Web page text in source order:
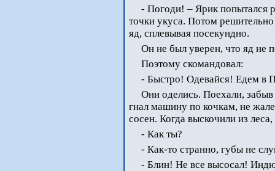
- Погоди! – Ярик попытался
точки укуса. Потом
яд, сплевывая посекундно.
Он не был уверен, что яд не
Поэтому скомандовал:
- Быстро! Одевайся! Едем в
Они оделись. Поехали,
гнал машину по кочкам, не
сосен. Когда выскочили из
- Как ты?
- Как-то странно, губы не
- Блин! Не все высосал!